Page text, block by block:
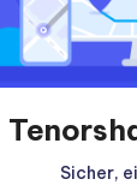
Weitere
Sicher,